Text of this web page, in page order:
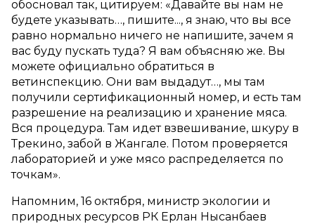
обосновал так, цитируем: «Давайте вы нам не
будете указывать…, пишите..., я знаю, что вы все
равно нормально ничего не напишите, зачем я
вас буду пускать туда? Я вам объясняю же. Вы
можете официально обратиться в
ветинспекцию. Они вам выдадут…, мы там
получили сертификационный номер, и есть там
разрешение на реализацию и хранение мяса.
Вся процедура. Там идет взвешивание, шкуру в
Трекино, забой в Жангале. Потом проверяется
лабораторией и уже мясо распределяется по
точкам».
Напомним, 16 октября, министр экологии и
природных ресурсов РК Ерлан Нысанбаев